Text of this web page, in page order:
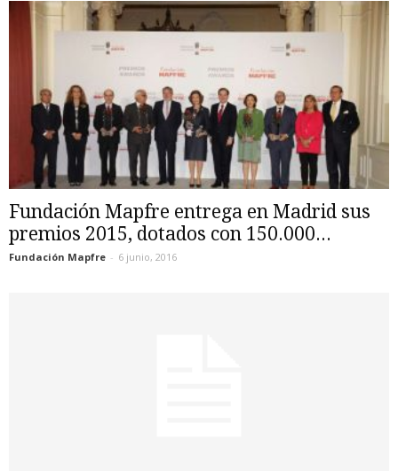
Fundación Mapfre entrega en Madrid sus
premios 2015, dotados con 150.000...
Fundación Mapfre - 6 junio, 2016